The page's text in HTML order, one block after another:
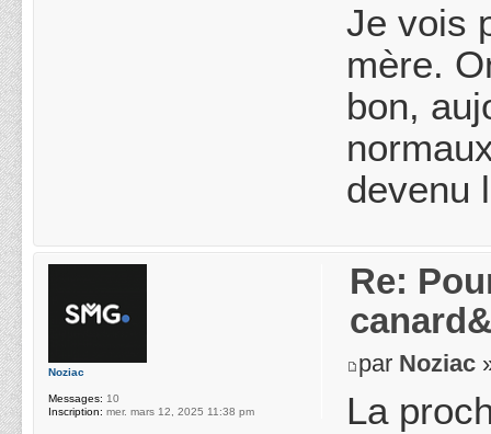
Je vois
mère.
bon,
devenu
Re:
par Noziac
La
Noziac
Messages: 10
Inscription: mer. mars 12, 2025 11:38 pm